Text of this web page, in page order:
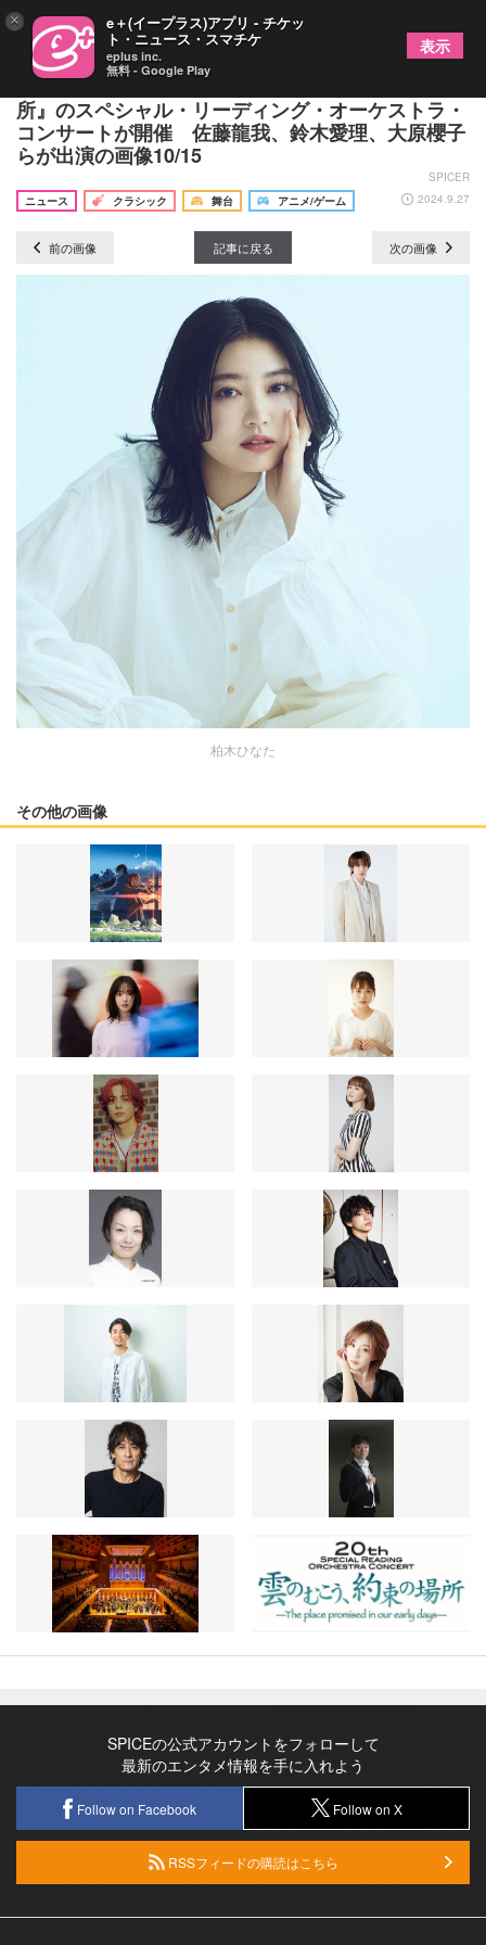
新海誠監督、初長編映画『雲のむこう、約束の場
所』のスペシャル・リーディング・オーケストラ・
コンサートが開催 佐藤龍我、鈴木愛理、大原櫻子
らが出演の画像10/15
SPICER
ニュース
クラシック 舞台 アニメ/ゲーム 2024.9.27
前の画像 記事に戻る 次の画像
柏木ひなた
その他の画像
SPICEの公式アカウントをフォローして
最新のエンタメ情報を手に入れよう
Follow on Facebook Follow on X
RSSフィードの購読はこちら
× e＋(イープラス)アプリ - チケッ
ト・ニュース・スマチケ
eplus inc.
無料 - Google Play
表示